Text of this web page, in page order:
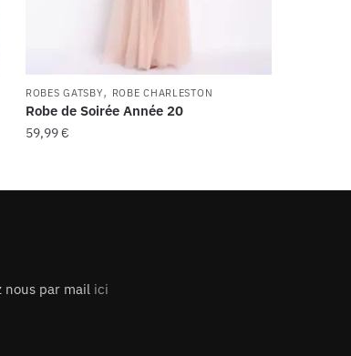
ROBES GATSBY, ROBE CHARLESTON
Robe de Soirée Année 20
59,99€
produit
options
nous par mailici